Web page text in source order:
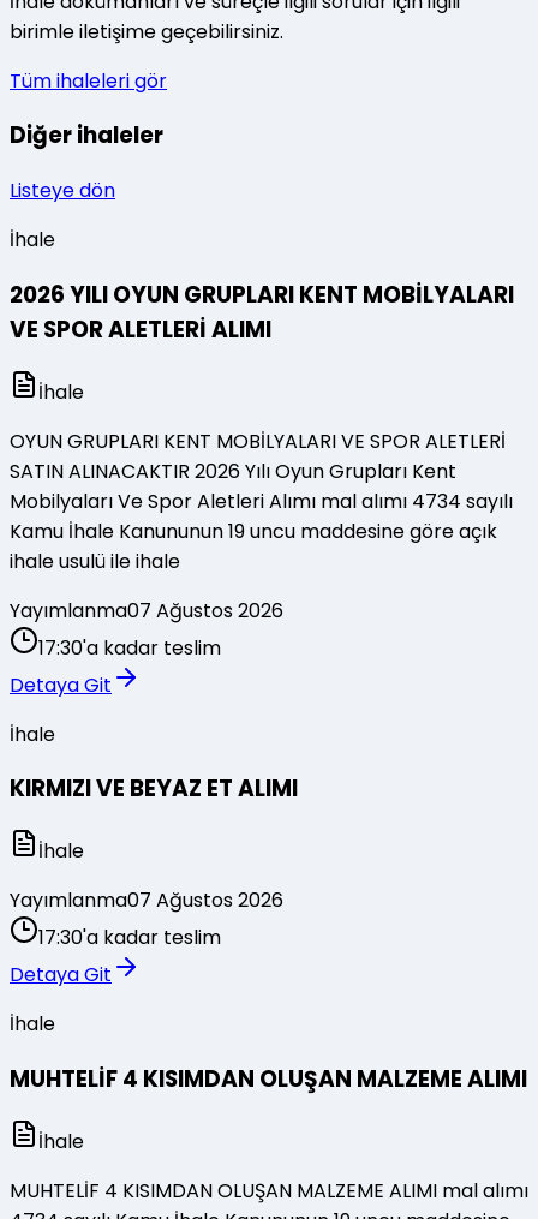
birimle iletişime geçebilirsiniz.
Tüm ihaleleri gör
Diğer ihaleler
Listeye dön
İhale
2026 YILI OYUN GRUPLARI KENT MOBİLYALARI
VE SPOR ALETLERİ ALIMI
İhale
OYUN GRUPLARI KENT MOBİLYALARI VE SPOR ALETLERİ
SATIN ALINACAKTIR 2026 Yılı Oyun Grupları Kent
Mobilyaları Ve Spor Aletleri Alımı mal alımı 4734 sayılı
Kamu İhale Kanununun 19 uncu maddesine göre açık
ihale usulü ile ihale
Yayımlanma07 Ağustos 2026
17:30'a kadar teslim
Detaya Git
İhale
KIRMIZI VE BEYAZ ET ALIMI
İhale
Yayımlanma07 Ağustos 2026
17:30'a kadar teslim
Detaya Git
İhale
MUHTELİF 4 KISIMDAN OLUŞAN MALZEME ALIMI
İhale
MUHTELİF 4 KISIMDAN OLUŞAN MALZEME ALIMI mal alımı